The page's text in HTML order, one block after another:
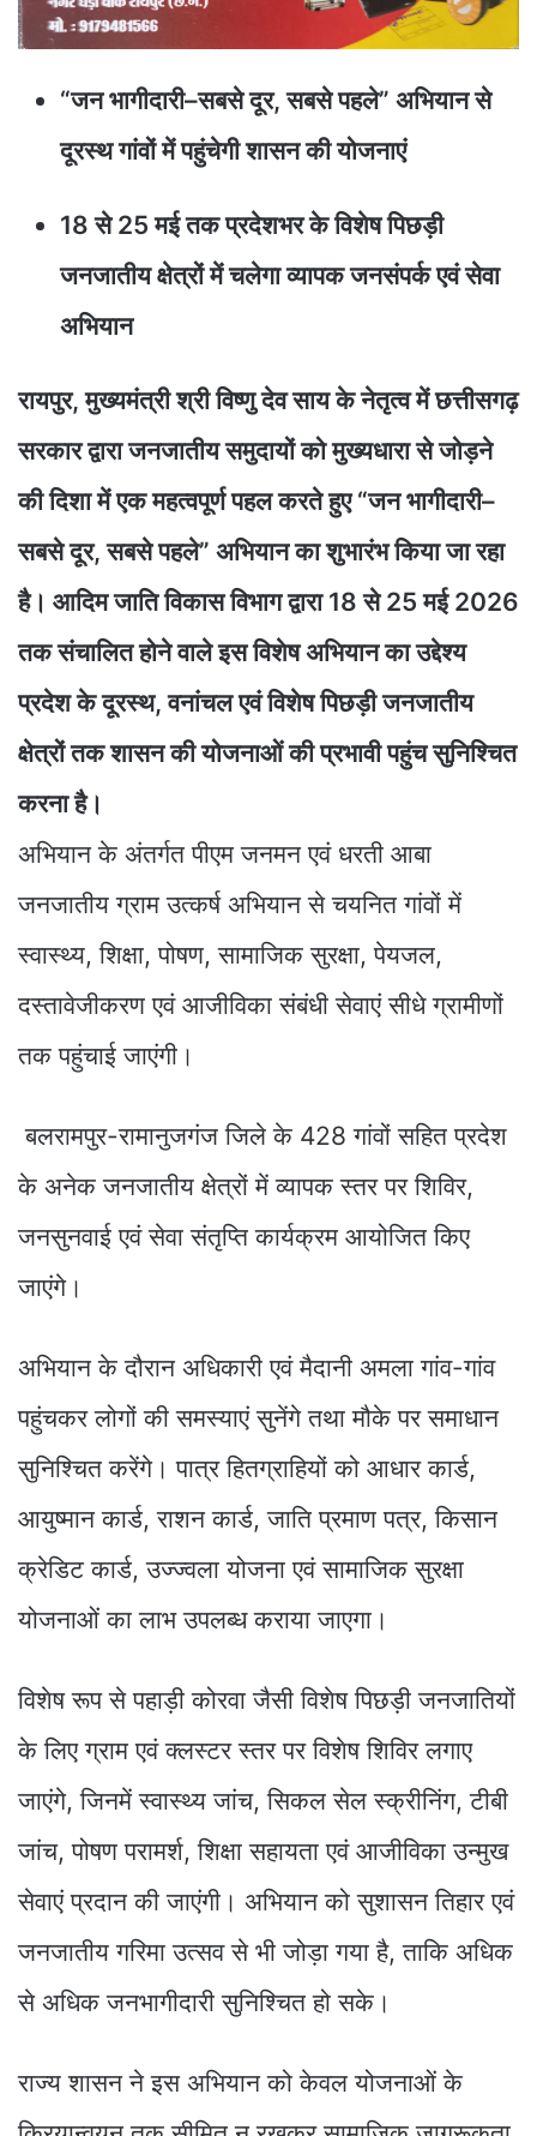
“जन भागीदारी–सबसे दूर, सबसे पहले” अभियान से
दूरस्थ गांवों में पहुंचेगी शासन की योजनाएं
18 से 25 मई तक प्रदेशभर के विशेष पिछड़ी
जनजातीय क्षेत्रों में चलेगा व्यापक जनसंपर्क एवं सेवा
अभियान
रायपुर, मुख्यमंत्री श्री विष्णु देव साय के नेतृत्व में छत्तीसगढ़
सरकार द्वारा जनजातीय समुदायों को मुख्यधारा से जोड़ने
की दिशा में एक महत्वपूर्ण पहल करते हुए “जन भागीदारी–
सबसे दूर, सबसे पहले” अभियान का शुभारंभ किया जा रहा
है। आदिम जाति विकास विभाग द्वारा 18 से 25 मई 2026
तक संचालित होने वाले इस विशेष अभियान का उद्देश्य
प्रदेश के दूरस्थ, वनांचल एवं विशेष पिछड़ी जनजातीय
क्षेत्रों तक शासन की योजनाओं की प्रभावी पहुंच सुनिश्चित
करना है।
अभियान के अंतर्गत पीएम जनमन एवं धरती आबा
जनजातीय ग्राम उत्कर्ष अभियान से चयनित गांवों में
स्वास्थ्य, शिक्षा, पोषण, सामाजिक सुरक्षा, पेयजल,
दस्तावेजीकरण एवं आजीविका संबंधी सेवाएं सीधे ग्रामीणों
तक पहुंचाई जाएंगी।
बलरामपुर-रामानुजगंज जिले के 428 गांवों सहित प्रदेश
के अनेक जनजातीय क्षेत्रों में व्यापक स्तर पर शिविर,
जनसुनवाई एवं सेवा संतृप्ति कार्यक्रम आयोजित किए
जाएंगे।
अभियान के दौरान अधिकारी एवं मैदानी अमला गांव-गांव
पहुंचकर लोगों की समस्याएं सुनेंगे तथा मौके पर समाधान
सुनिश्चित करेंगे। पात्र हितग्राहियों को आधार कार्ड,
आयुष्मान कार्ड, राशन कार्ड, जाति प्रमाण पत्र, किसान
क्रेडिट कार्ड, उज्ज्वला योजना एवं सामाजिक सुरक्षा
योजनाओं का लाभ उपलब्ध कराया जाएगा।
विशेष रूप से पहाड़ी कोरवा जैसी विशेष पिछड़ी जनजातियों
के लिए ग्राम एवं क्लस्टर स्तर पर विशेष शिविर लगाए
जाएंगे, जिनमें स्वास्थ्य जांच, सिकल सेल स्क्रीनिंग, टीबी
जांच, पोषण परामर्श, शिक्षा सहायता एवं आजीविका उन्मुख
सेवाएं प्रदान की जाएंगी। अभियान को सुशासन तिहार एवं
जनजातीय गरिमा उत्सव से भी जोड़ा गया है, ताकि अधिक
से अधिक जनभागीदारी सुनिश्चित हो सके।
राज्य शासन ने इस अभियान को केवल योजनाओं के